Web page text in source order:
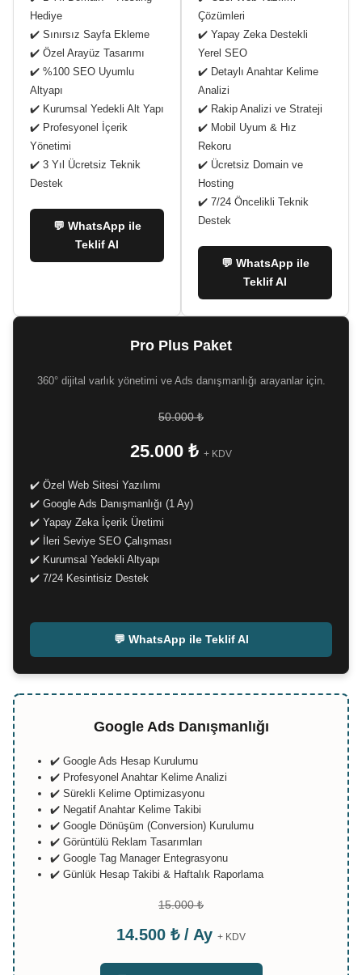
Hediye
✔️ Sınırsız Sayfa Ekleme
✔️ Özel Arayüz Tasarımı
✔️ %100 SEO Uyumlu
Altyapı
✔️ Kurumsal Yedekli Alt Yapı
✔️ Profesyonel İçerik
Yönetimi
✔️ 3 Yıl Ücretsiz Teknik
Destek
💬 WhatsApp ile
Teklif Al
Çözümleri
✔️ Yapay Zeka Destekli
Yerel SEO
✔️ Detaylı Anahtar Kelime
Analizi
✔️ Rakip Analizi ve Strateji
✔️ Mobil Uyum & Hız
Rekoru
✔️ Ücretsiz Domain ve
Hosting
✔️ 7/24 Öncelikli Teknik
Destek
💬 WhatsApp ile
Teklif Al
Pro Plus Paket
360° dijital varlık yönetimi ve Ads danışmanlığı arayanlar için.
50.000 ₺
25.000 ₺ + KDV
✔️ Özel Web Sitesi Yazılımı
✔️ Google Ads Danışmanlığı (1 Ay)
✔️ Yapay Zeka İçerik Üretimi
✔️ İleri Seviye SEO Çalışması
✔️ Kurumsal Yedekli Altyapı
✔️ 7/24 Kesintisiz Destek
💬 WhatsApp ile Teklif Al
Google Ads Danışmanlığı
✔️ Google Ads Hesap Kurulumu
✔️ Profesyonel Anahtar Kelime Analizi
✔️ Sürekli Kelime Optimizasyonu
✔️ Negatif Anahtar Kelime Takibi
✔️ Google Dönüşüm (Conversion) Kurulumu
✔️ Görüntülü Reklam Tasarımları
✔️ Google Tag Manager Entegrasyonu
✔️ Günlük Hesap Takibi & Haftalık Raporlama
15.000 ₺
14.500 ₺ / Ay + KDV